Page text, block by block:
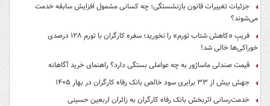
جزئیات تغییرات قانون بازنشستگی؛ چه کسانی مشمول افزایش سابقه خدمت
می‌شوند؟
فریبِ «کاهش شتاب تورم» را نخورید؛ سفره کارگران با تورم ۱۲۸ درصدی
خوراکی‌ها خالی شد!
قیمت صندلی ماساژور به چه عواملی بستگی دارد؟ راهنمای خرید آگاهانه
جهش بیش از ۳۳ برابری سود خالص بانک رفاه کارگران در بهار ۱۴۰۵
خدمت‌رسانی اثربخش بانک رفاه کارگران به زائران اربعین حسینی